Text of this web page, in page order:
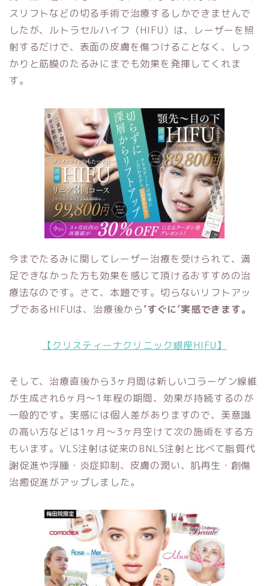
スリフトなどの切る手術で治療するしかできませんで
したが、ルトラセルハイフ（HIFU）は、レーザーを照
射するだけで、表面の皮膚を傷つけることなく、しっ
かりと筋膜のたるみにまでも効果を発揮してくれま
す。
今までたるみに関してレーザー治療を受けられて、満
足できなかった方も効果を感じて頂けるおすすめの治
療法なのです。さて、本題です。切らないリフトアッ
プであるHIFUは、治療後から’すぐに’実感できます。
【クリスティーナクリニック銀座HIFU】
そして、治療直後から3ヶ月間は新しいコラーゲン線維
が生成され6ヶ月～1年程の期間、効果が持続するのが
一般的です。実感には個人差がありますので、美意識
の高い方などは1ヶ月～3ヶ月空けて次の施術をする方
もいます。VLS注射は従来のBNLS注射と比べて脂質代
謝促進や浮腫・炎症抑制、皮膚の潤い、肌再生・創傷
治癒促進がアップしました。